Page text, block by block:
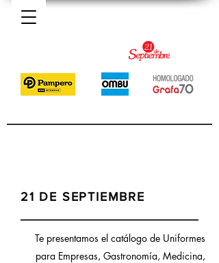
21 DE SEPTIEMBRE
Te presentamos el catálogo de Uniformes
para Empresas, Gastronomía, Medicina,